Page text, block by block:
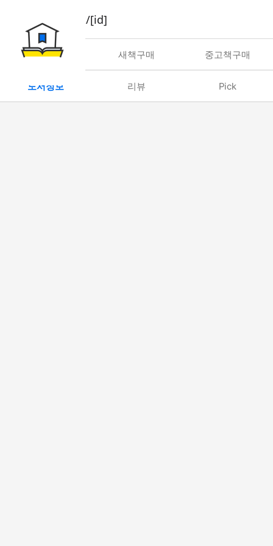
book/rent/[id]
대여 새책구매 중고책구매
도서정보 리뷰 Pick